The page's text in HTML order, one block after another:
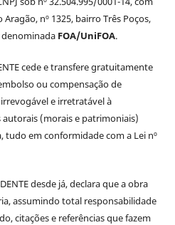
nº 1325, bairro Três Poços,
denominada FOA/UniFOA.
cede e transfere gratuitamente
ou compensação de
e irretratável à
(morais e patrimoniais)
tudo em conformidade com a Lei nº
desde já, declara que a obra
assumindo total responsabilidade
citações e referências que fazem